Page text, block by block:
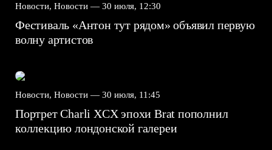
Новости, Новости — 30 июля, 12:30
Фестиваль «Антон тут рядом» объявил первую
волну артистов
Новости, Новости — 30 июля, 11:45
Портрет Charli XCX эпохи Brat пополнил
коллекцию лондонской галереи